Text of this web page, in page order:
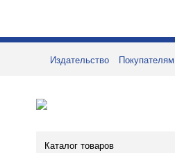
Издательство Покупателям
Каталог товаров